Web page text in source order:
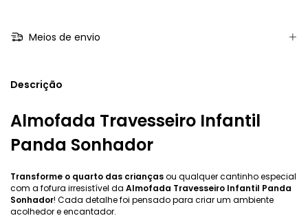
Meios de envio
Descrição
Almofada Travesseiro Infantil
Panda Sonhador
Transforme o quarto das criançasou qualquer cantinho especial
com a fofura irresistível da Almofada Travesseiro Infantil Panda
Sonhador! Cada detalhe foi pensado para criar um ambiente
acolhedor e encantador.